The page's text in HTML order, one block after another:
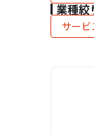
業種絞
サー